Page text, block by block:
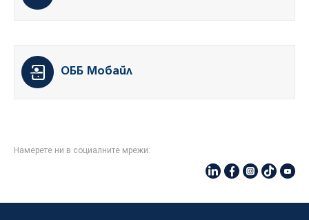
ОББ Мобайл
Намерете ни в социалните мрежи: